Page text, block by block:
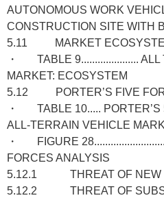
AUTONOMOUS WORK
CONSTRUCTION SITE WITH
5.11 MARKET
・ TABLE 9..................... ALL
MARKET: ECOSYSTEM
5.12 PORTER’S FIVE
・ TABLE 10..... PORTER’S
ALL-TERRAIN VEHICLE
・ FIGURE
FORCES ANALYSIS
5.12.1 THREAT OF NEW
5.12.2 THREAT OF